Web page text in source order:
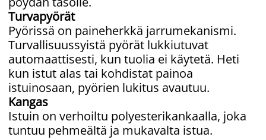
Turvapyörät
Pyörissä on paineherkkä jarrumekanismi.
Turvallisuussyistä pyörät lukkiutuvat
automaattisesti, kun tuolia ei käytetä. Heti
kun istut alas tai kohdistat painoa
istuinosaan, pyörien lukitus avautuu.
Kangas
Istuin on verhoiltu polyesterikankaalla, joka
tuntuu pehmeältä ja mukavalta istua.